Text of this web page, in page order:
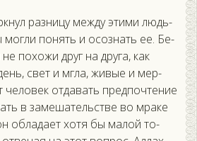
раз­ни­цу меж­ду эти­ми людь­
по­нять и осоз­нать ее. Бе­
по­хожи друг на дру­га, как
свет и мгла, жи­вые и мер­
от­да­вать пред­почте­ние
в за­меша­тель­стве во мра­ке
об­ла­да­ет хо­тя бы ма­лой то­